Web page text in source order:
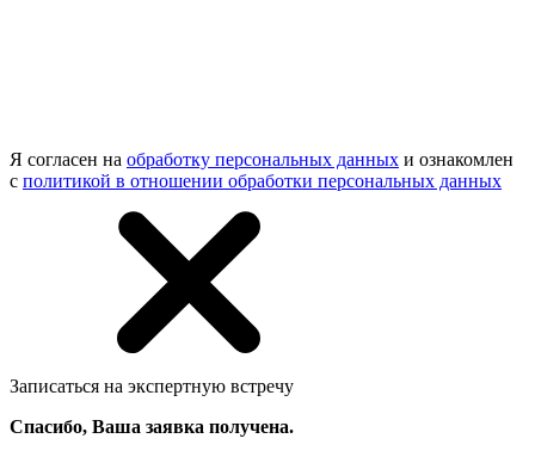
Я согласен на обработку персональных данных и ознакомлен
с политикой в отношении обработки персональных данных
Записаться на экспертную встречу
Спасибо, Ваша заявка получена.